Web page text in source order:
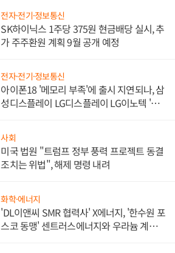
전자·전기·정보통신
SK하이닉스 1주당 375원 현금배당 실시, 추
가 주주환원 계획 9월 공개 예정
전자·전기·정보통신
아이폰18 '메모리 부족'에 출시 지연되나, 삼
성디스플레이 LG디스플레이 LG이노텍 '탈
사회
미국 법원 "트럼프 정부 풍력 프로젝트 동결
조치는 위법", 해제 명령 내려
화학·에너지
'DL이앤씨 SMR 협력사' X에너지, '한수원 포
스코 동맹' 센트러스에너지와 우라늄 계약